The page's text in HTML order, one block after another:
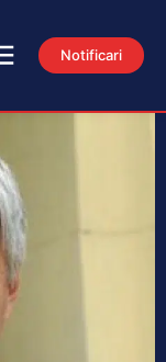
Notificari